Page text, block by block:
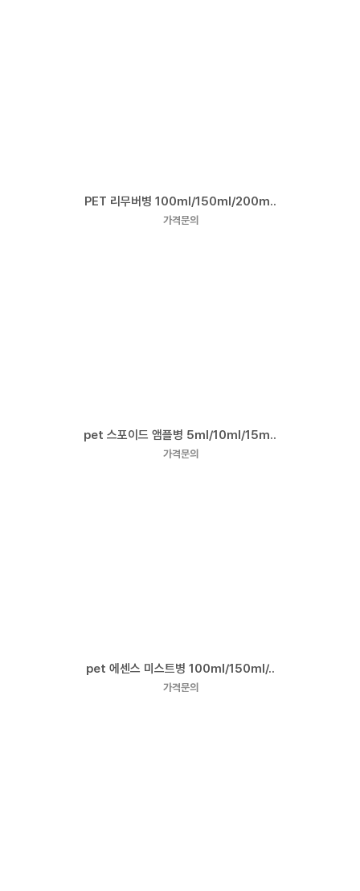
PET 리무버병 100ml/150ml/200m..
가격문의
pet 스포이드 앰플병 5ml/10ml/15m..
가격문의
pet 에센스 미스트병 100ml/150ml/..
가격문의